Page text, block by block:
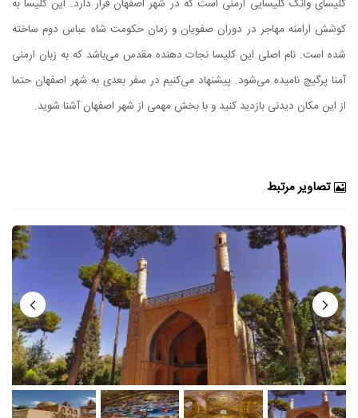
کلیسای وانک کلیسایی ارمنی است که در شهر اصفهان قرار دارد. این کلیسا به
کوشش ارامنه مهاجر در دوران صفویان و زمان حکومت شاه عباس دوم ساخته
شده است. نام اصلی این کلیسا نجات دهنده مقدس می‌باشد که به زبان ارمنی
آمنا پرگیچ نامیده می‌شود. پیشنهاد می‌کنیم در سفر بعدی به شهر اصفهان حتما
از این مکان دیدنی بازدید کنید و با بخش مهمی از شهر اصفهان آشنا شوید.
تصاویر مرتبط